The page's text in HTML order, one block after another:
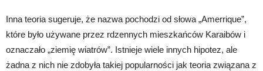
Inna teoria sugeruje, że nazwa pochodzi od słowa „Amerrique”,
które było używane przez rdzennych mieszkańców Karaibów i
oznaczało „ziemię wiatrów”. Istnieje wiele innych hipotez, ale
żadna z nich nie zdobyła takiej popularności jak teoria związana z